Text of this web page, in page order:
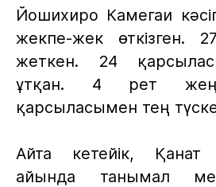
Йошихиро Камегаи
жекпе-жек өткізген.
жеткен. 24
ұтқан. 4 рет
қарсыласымен тең
Айта кетейік,
айында танымал